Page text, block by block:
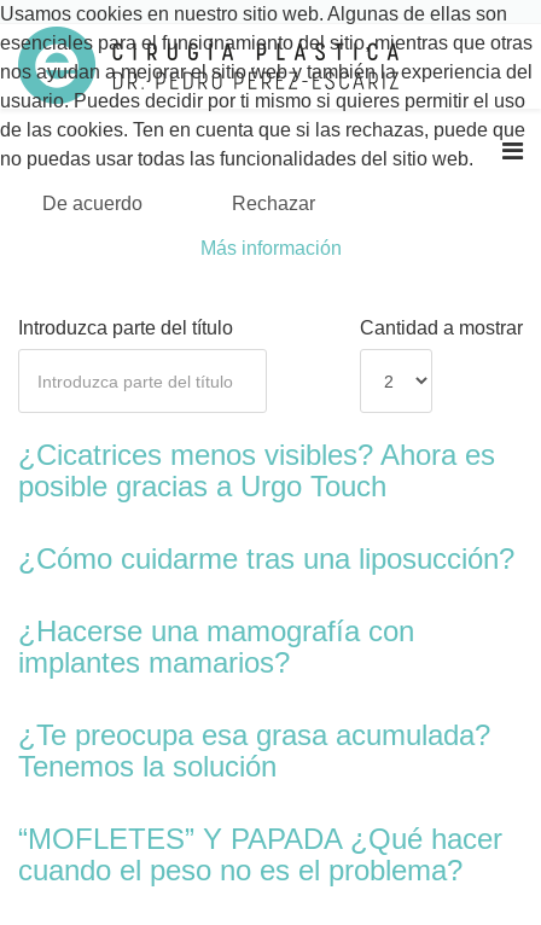
Introduzca parte del título Cantidad a mostrar
¿Cicatrices menos visibles? Ahora es
posible gracias a Urgo Touch
¿Cómo cuidarme tras una liposucción?
¿Hacerse una mamografía con
implantes mamarios?
¿Te preocupa esa grasa acumulada?
Tenemos la solución
“MOFLETES” Y PAPADA ¿Qué hacer
cuando el peso no es el problema?
Usamos cookies en nuestro sitio web. Algunas de ellas son
esenciales para el funcionamiento del sitio, mientras que otras
nos ayudan a mejorar el sitio web y también la experiencia del
usuario. Puedes decidir por ti mismo si quieres permitir el uso
de las cookies. Ten en cuenta que si las rechazas, puede que
no puedas usar todas las funcionalidades del sitio web.
De acuerdo Rechazar
Más información